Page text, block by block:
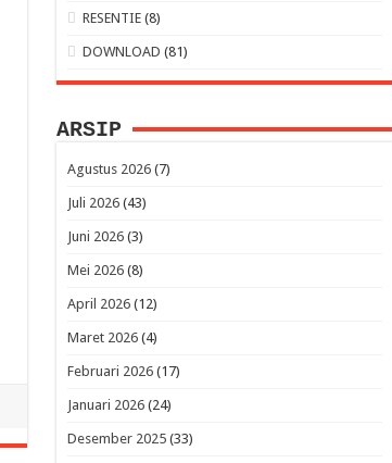
RESENTIE (8)
DOWNLOAD (81)
ARSIP
Agustus 2026(7)
Juli 2026(43)
Juni 2026(3)
Mei 2026(8)
April 2026(12)
Maret 2026(4)
Februari 2026(17)
Januari 2026(24)
Desember 2025(33)